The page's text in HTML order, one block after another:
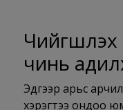
чинь
Эдгээр арьс
хэрэгтээ ондоо юм.